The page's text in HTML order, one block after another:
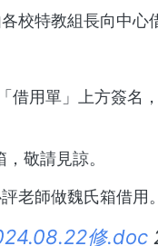
校特教組長向中心
借用單」上方簽名
敬請見諒。
老師做魏氏箱借用。
修.doc